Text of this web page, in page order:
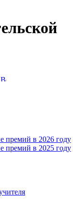
премий в 2026 году
премий в 2025 году